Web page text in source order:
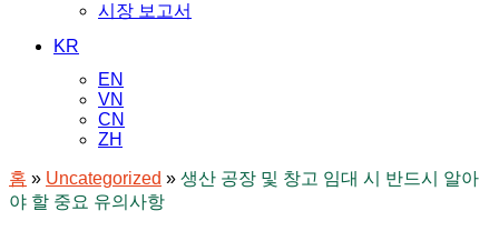
시장 보고서
KR
EN
VN
CN
ZH
홈 » Uncategorized » 생산 공장 및 창고 임대 시 반드시 알아
야 할 중요 유의사항